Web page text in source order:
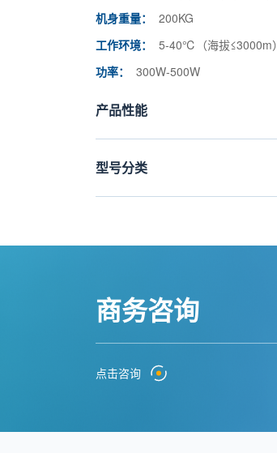
机身重量：
200KG
工作环境：
5-40℃（海拔≤3000m）
功率：
300W-500W
产品性能
型号分类
商务咨询
点击咨询